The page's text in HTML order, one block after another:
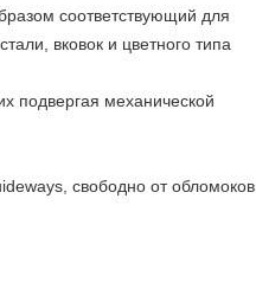
соответствующий для
вковок и цветного типа
подвергая механической
свободно от обломоков